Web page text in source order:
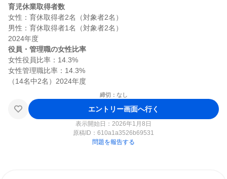
育児休業取得者数
女性：育休取得者2名（対象者2名）
男性：育休取得者1名（対象者2名）
役員・管理職の女性比率
女性役員比率：14.3%
女性管理職比率：14.3%
締切：なし
エントリー画面へ行く
表示開始日：2026年1月8日
原稿ID： 610a1a3526b69531
問題を報告する